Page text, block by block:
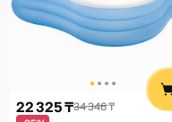
22 325 ₸34 346 ₸